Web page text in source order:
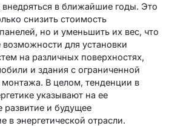
внедряться в ближайшие годы. Это
снизить стоимость
но и уменьшить их вес, что
возможности для установки
на различных поверхностях,
и здания с ограниченной
В целом, тенденции в
указывают на ее
развитие и будущее
в энергетической отрасли.